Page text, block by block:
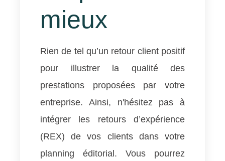
mieux
Rien de tel qu’un retour client positif
pour illustrer la qualité des
prestations proposées par votre
entreprise. Ainsi, n'hésitez pas à
intégrer les retours d’expérience
(REX) de vos clients dans votre
planning éditorial. Vous pourrez